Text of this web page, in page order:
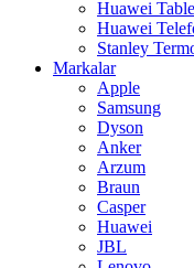
Huawei
Huawei
Stanley
Markalar
Apple
Samsung
Dyson
Anker
Arzum
Braun
Casper
Huawei
JBL